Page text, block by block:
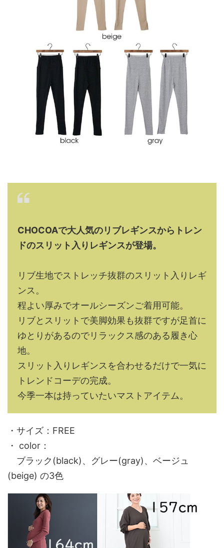
CHOCOAで大人気のリブレギンスからトレン
ドのスリット入りレギンスが登場。
リブ生地でストレッチ抜群のスリット入りレギ
ンス。
程よい厚みでオールシーズンご着用可能。
リブとスリットで美脚効果も抜群ですが足首に
ゆとりがあるのでリラックス感のある履き心
地。
スリット入りレギンスを合わせるだけで一気に
トレンドコーデの完成。
今季一本は持っていたいマストアイテム。
・サイズ ：FREE
・ color：
ブラック(black)、グレー(gray)、ベージュ
(beige) の3色